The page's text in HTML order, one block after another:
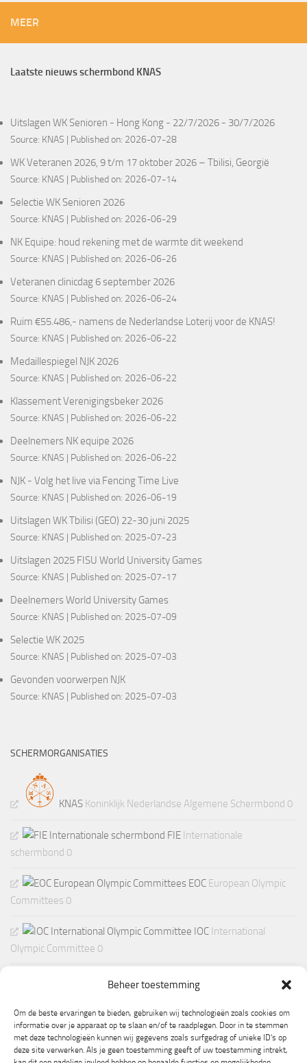
Beheer toestemming
Om de beste ervaringen te bieden, gebruiken wij technologieën zoals cookies om
informatie over je apparaat op te slaan en/of te raadplegen. Door in te stemmen
met deze technologieën kunnen wij gegevens zoals surfgedrag of unieke ID's op
deze site verwerken. Als je geen toestemming geeft of uw toestemming intrekt,
MEER
Laatste nieuws schermbond KNAS
Uitslagen WK Senioren - Hong Kong - 22/7/2026 - 30/7/2026
Source: KNAS Published on: 2026-07-28
WK Veteranen 2026, 9 t/m 17 oktober 2026 – Tbilisi, Georgië
Source: KNAS Published on: 2026-07-14
Selectie WK Senioren 2026
Source: KNAS Published on: 2026-06-29
NK Equipe: houd rekening met de warmte dit weekend
Source: KNAS Published on: 2026-06-26
Veteranen clinicdag 6 september 2026
Source: KNAS Published on: 2026-06-24
Ruim €55.486,- namens de Nederlandse Loterij voor de KNAS!
Source: KNAS Published on: 2026-06-22
Medaillespiegel NJK 2026
Source: KNAS Published on: 2026-06-22
Klassement Verenigingsbeker 2026
Source: KNAS Published on: 2026-06-22
Deelnemers NK equipe 2026
Source: KNAS Published on: 2026-06-22
NJK - Volg het live via Fencing Time Live
Source: KNAS Published on: 2026-06-19
Uitslagen WK Tbilisi (GEO) 22-30 juni 2025
Source: KNAS Published on: 2025-07-23
Uitslagen 2025 FISU World University Games
Source: KNAS Published on: 2025-07-17
Deelnemers World University Games
Source: KNAS Published on: 2025-07-09
Selectie WK 2025
Source: KNAS Published on: 2025-07-03
Gevonden voorwerpen NJK
Source: KNAS Published on: 2025-07-03
SCHERMORGANISATIES
KNAS Koninklijk Nederlandse Algemene Schermbond 0
FIE Internationale
schermbond 0
EOC European Olympic
Committees 0
IOC International
Olympic Committee 0